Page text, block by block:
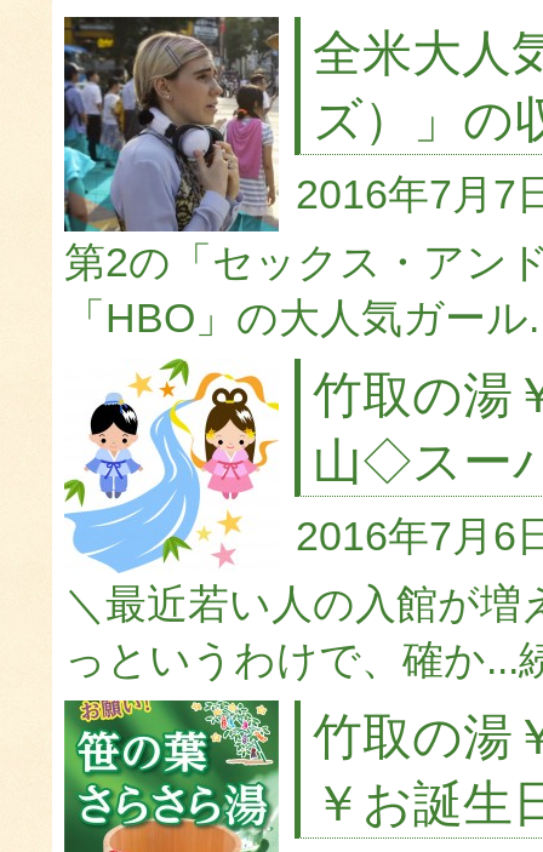
全米大人
ズ）」の
2016年7月7
第2の「セックス・アン
「HBO」の大人気ガール
竹取の湯
山◇スー
2016年7月6
＼最近若い人の入館が
っというわけで、確か...
竹取の湯
￥お誕